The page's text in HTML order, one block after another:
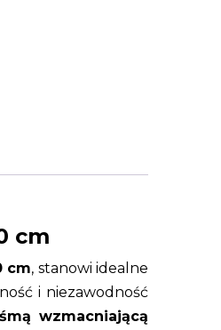
cm
cm, stanowi idealne
i niezawodność
wzmacniającą